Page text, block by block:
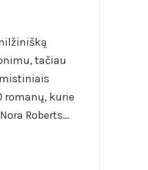
tačiau
romanų, kurie
Roberts…